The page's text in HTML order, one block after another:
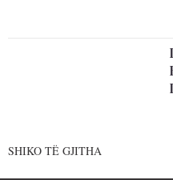
SHIKO TË GJITHA